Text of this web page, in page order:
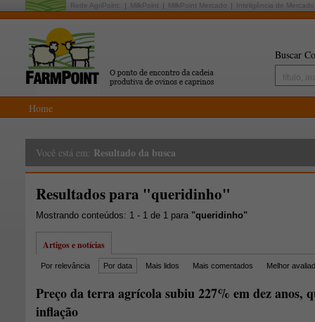
Rede AgriPoint: MilkPoint MilkPoint Mercado Inteligência de Mercado
Buscar
Home
Você está em: Resultado da busca
Resultados para "queridinho"
Mostrando conteúdos: 1 - 1 de 1 para "queridinho"
Artigos e notícias
Por relevância Por data Mais lidos Mais comentados Melhor
Preço da terra agrícola subiu 227% em dez anos,
inflação